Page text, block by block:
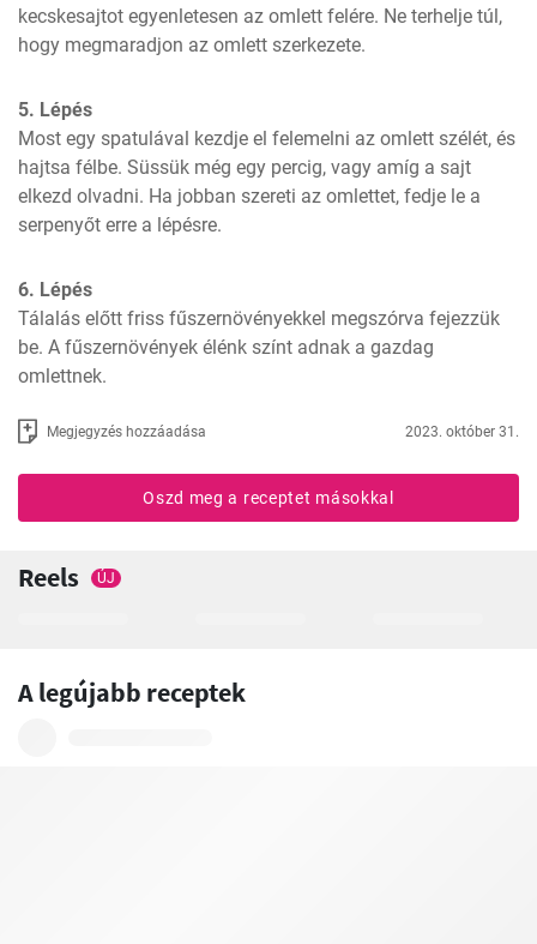
kecskesajtot egyenletesen az omlett felére. Ne terhelje túl,
hogy megmaradjon az omlett szerkezete.
5. Lépés
Most egy spatulával kezdje el felemelni az omlett szélét, és
hajtsa félbe. Süssük még egy percig, vagy amíg a sajt
elkezd olvadni. Ha jobban szereti az omlettet, fedje le a
serpenyőt erre a lépésre.
6. Lépés
Tálalás előtt friss fűszernövényekkel megszórva fejezzük
be. A fűszernövények élénk színt adnak a gazdag
omlettnek.
Megjegyzés hozzáadása 2023. október 31.
Oszd meg a receptet másokkal
Reels ÚJ
A legújabb receptek